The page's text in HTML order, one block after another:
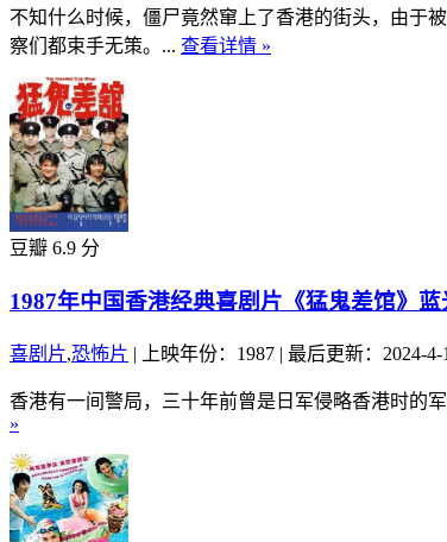
不知什么时候，僵尸竟然窜上了香港的街头，由于
察们都束手无策。... 查看详情 »
豆瓣 6.9 分
1987年中国香港经典喜剧片《猛鬼差馆》
喜剧片,恐怖片 | 上映年份：1987 | 最后更新：2024-4-
香港有一间警局，三十年前曾是日军侵略香港时的
»